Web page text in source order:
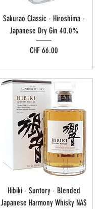
Sakurao Classic - Hiroshima -
Japanese Dry Gin 40.0%
Preis
CHF 66.00
Hibiki - Suntory - Blended
Japanese Harmony Whisky NAS